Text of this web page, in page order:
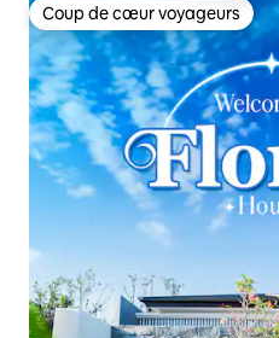
Coup de cœur voyageurs
Coup de cœur voyageurs